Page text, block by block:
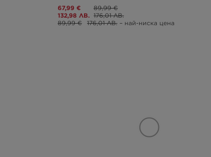
67,99 €
132,98 ЛВ.
89,99 €
176,01 ЛВ.
89,99 €
176,01 ЛВ. – най-ниска цена